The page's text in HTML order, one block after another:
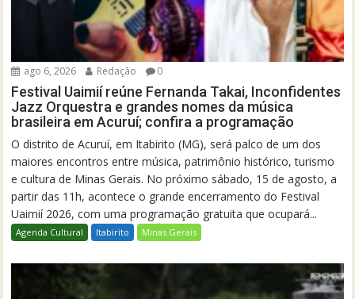
ago 6, 2026 Redação 0
Festival Uaimií reúne Fernanda Takai, Inconfidentes
Jazz Orquestra e grandes nomes da música
brasileira em Acuruí; confira a programação
O distrito de Acuruí, em Itabirito (MG), será palco de um dos
maiores encontros entre música, patrimônio histórico, turismo
e cultura de Minas Gerais. No próximo sábado, 15 de agosto, a
partir das 11h, acontece o grande encerramento do Festival
Uaimií 2026, com uma programação gratuita que ocupará...
Agenda Cultural Itabirito Minas Gerais